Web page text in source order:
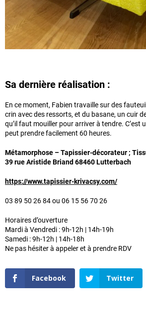
Sa dernière réalisation :
En ce moment, Fabien travaille sur des
crin avec des ressorts, et du basane, un cuir
qu’il faut mouiller pour arriver à tendre. C’est
peut prendre facilement 60 heures.
Métamorphose – Tapissier-décorateur ;
39 rue Aristide Briand 68460 Lutterbach
https://www.tapissier-krivacsy.com/
03 89 50 26 84 ou 06 15 56 70 26
Horaires d’ouverture
Mardi à Vendredi : 9h-12h | 14h-19h
Samedi : 9h-12h | 14h-18h
Ne pas hésiter à appeler et à prendre RDV
Facebook Twitter